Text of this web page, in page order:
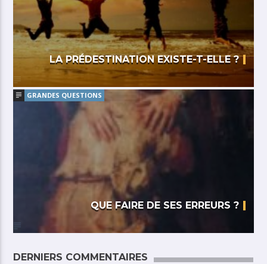
LA PRÉDESTINATION EXISTE-T-ELLE ?
GRANDES QUESTIONS
QUE FAIRE DE SES ERREURS ?
DERNIERS COMMENTAIRES